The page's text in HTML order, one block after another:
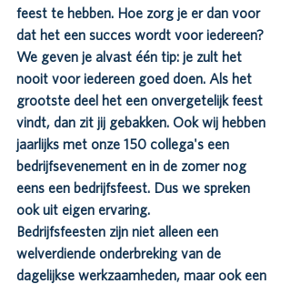
feest te hebben. Hoe zorg je er dan voor
dat het een succes wordt voor iedereen?
We geven je alvast één tip: je zult het
nooit voor iedereen goed doen. Als het
grootste deel het een onvergetelijk feest
vindt, dan zit jij gebakken. Ook wij hebben
jaarlijks met onze 150 collega's een
bedrijfsevenement en in de zomer nog
eens een bedrijfsfeest. Dus we spreken
ook uit eigen ervaring.
Bedrijfsfeesten zijn niet alleen een
welverdiende onderbreking van de
dagelijkse werkzaamheden, maar ook een